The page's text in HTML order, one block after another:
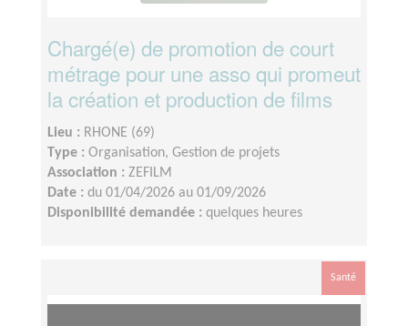
Chargé(e) de promotion de court
métrage pour une asso qui promeut
la création et production de films
Lieu : RHONE (69)
Type : Organisation, Gestion de projets
Association : ZEFILM
Date : du 01/04/2026 au 01/09/2026
Disponibilité demandée : quelques heures
Santé